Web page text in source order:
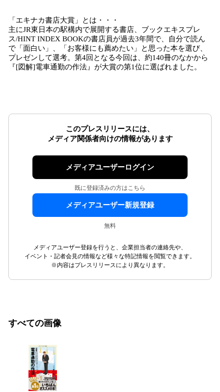
「エキナカ書店大賞」とは・・・
主にJR東日本の駅構内で展開する書店、ブックエキスプレ
ス/HINT INDEX BOOKの書店員が過去3年間で、自分で読ん
で「面白い」、「お客様にも薦めたい」と思った本を選び、
プレゼンして選考。第4回となる今回は、約140冊のなかから
『[図解]電車通勤の作法』が大賞の第1位に選ばれました。
このプレスリリースには、
メディア関係者向けの情報があります
メディアユーザーログイン
既に登録済みの方はこちら
メディアユーザー新規登録
無料
メディアユーザー登録を行うと、企業担当者の連絡先や、
イベント・記者会見の情報など様々な特記情報を閲覧できます。
※内容はプレスリリースにより異なります。
すべての画像